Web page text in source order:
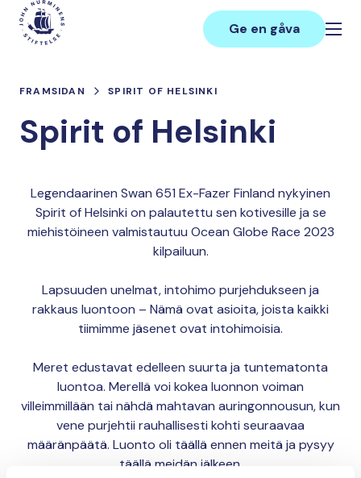
Hoppa
innehåll
Main
Ge en gåva
FRAMSIDAN SPIRIT OF HELSINKI
Spirit of Helsinki
Legendaarinen Swan 651 Ex-Fazer Finland nykyinen
Spirit of Helsinki on palautettu sen kotivesille ja se
miehistöineen valmistautuu Ocean Globe Race 2023
kilpailuun.
Lapsuuden unelmat, intohimo purjehdukseen ja
rakkaus luontoon – Nämä ovat asioita, joista kaikki
tiimimme jäsenet ovat intohimoisia.
Meret edustavat edelleen suurta ja tuntematonta
luontoa. Merellä voi kokea luonnon voiman
villeimmillään tai nähdä mahtavan auringonnousun, kun
vene purjehtii rauhallisesti kohti seuraavaa
määränpäätä. Luonto oli täällä ennen meitä ja pysyy
täällä meidän jälkeen.